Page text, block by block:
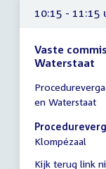
10:15 - 11:15
Vaste
Waterstaat
vergadering
10:15
-
11:15
en Waterstaat
Klompézaal
Kijk terug link